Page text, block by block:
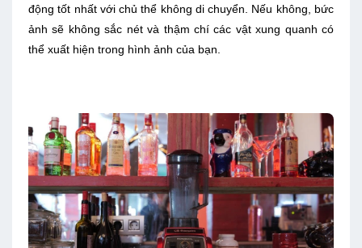
động tốt nhất với chủ thể không di chuyển. Nếu không, bức
ảnh sẽ không sắc nét và thậm chí các vật xung quanh có
thể xuất hiện trong hình ảnh của bạn.